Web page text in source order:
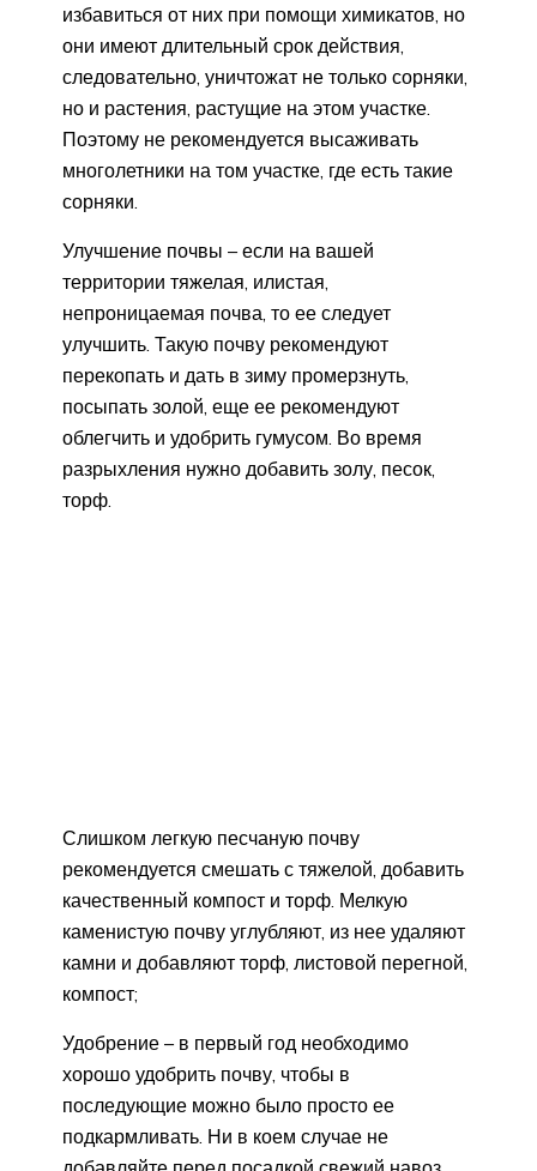
избавиться от них при помощи химикатов, но
они имеют длительный срок действия,
следовательно, уничтожат не только сорняки,
но и растения, растущие на этом участке.
Поэтому не рекомендуется высаживать
многолетники на том участке, где есть такие
сорняки.
Улучшение почвы – если на вашей
территории тяжелая, илистая,
непроницаемая почва, то ее следует
улучшить. Такую почву рекомендуют
перекопать и дать в зиму промерзнуть,
посыпать золой, еще ее рекомендуют
облегчить и удобрить гумусом. Во время
разрыхления нужно добавить золу, песок,
торф.
Слишком легкую песчаную почву
рекомендуется смешать с тяжелой, добавить
качественный компост и торф. Мелкую
каменистую почву углубляют, из нее удаляют
камни и добавляют торф, листовой перегной,
компост;
Удобрение – в первый год необходимо
хорошо удобрить почву, чтобы в
последующие можно было просто ее
подкармливать. Ни в коем случае не